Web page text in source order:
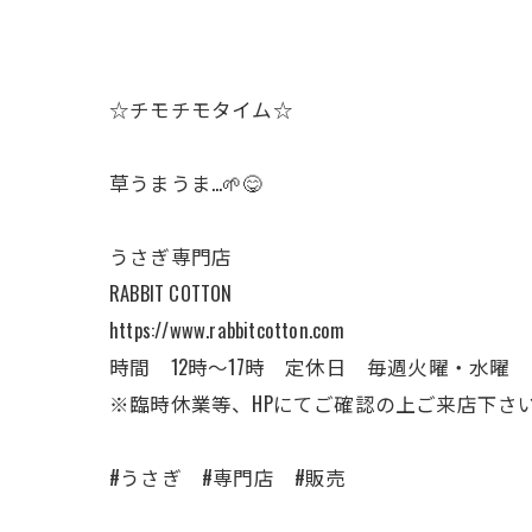
☆チモチモタイム☆
草うまうま…🌱😋
うさぎ専門店
RABBIT COTTON
https://www.rabbitcotton.com
時間 12時〜17時 定休日 毎週火曜・水曜
※臨時休業等、HPにてご確認の上ご来店下さ
#うさぎ #専門店 #販売